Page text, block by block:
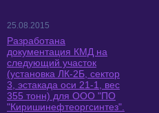
25.08.2015
Разработана
документация КМД на
следующий участок
(установка ЛК-2Б, сектор
3, эстакада оси 21-1, вес
355 тонн) для ООО "ПО
"Киришинефтеоргсинтез".